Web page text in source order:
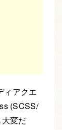
ィアクエ
(SCSS/
変だ